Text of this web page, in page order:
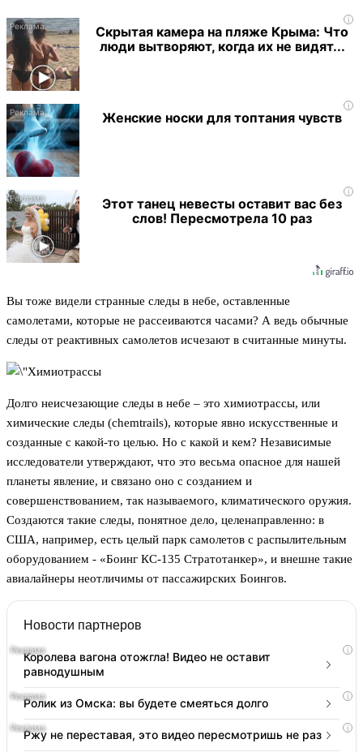
i
Скрытая камера на пляже Крыма: Что
люди вытворяют, когда их не видят...
i
Женские носки для топтания чувств
i
Этот танец невесты оставит вас без
слов! Пересмотрела 10 раз
Вы тоже видели странные следы в небе, оставленные
самолетами, которые не рассеиваются часами? А ведь обычные
следы от реактивных самолетов исчезают в считанные минуты.
Долго неисчезающие следы в небе – это химиотрассы, или
химические следы (chemtrails), которые явно искусственные и
созданные с какой-то целью. Но с какой и кем? Независимые
исследователи утверждают, что это весьма опасное для нашей
планеты явление, и связано оно с созданием и
совершенствованием, так называемого, климатического оружия.
Создаются такие следы, понятное дело, целенаправленно: в
США, например, есть целый парк самолетов с распылительным
оборудованием - «Боинг КС-135 Стратотанкер», и внешне такие
авиалайнеры неотличимы от пассажирских Боингов.
Новости партнеров
i
Королева вагона отожгла! Видео не оставит
равнодушным
i
Ролик из Омска: вы будете смеяться долго
i
Ржу не переставая, это видео пересмотришь не раз